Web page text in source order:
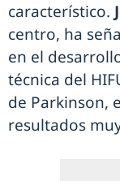
característico.
centro, ha
en el
técnica del
de Parkinson,
resultados